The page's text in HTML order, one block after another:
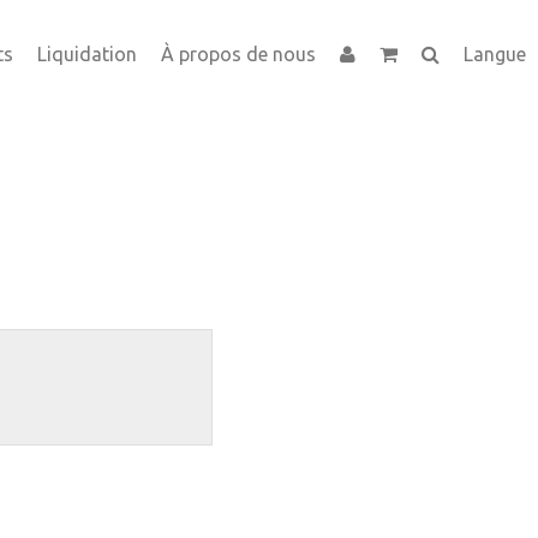
Liquidation À propos de nous Langue